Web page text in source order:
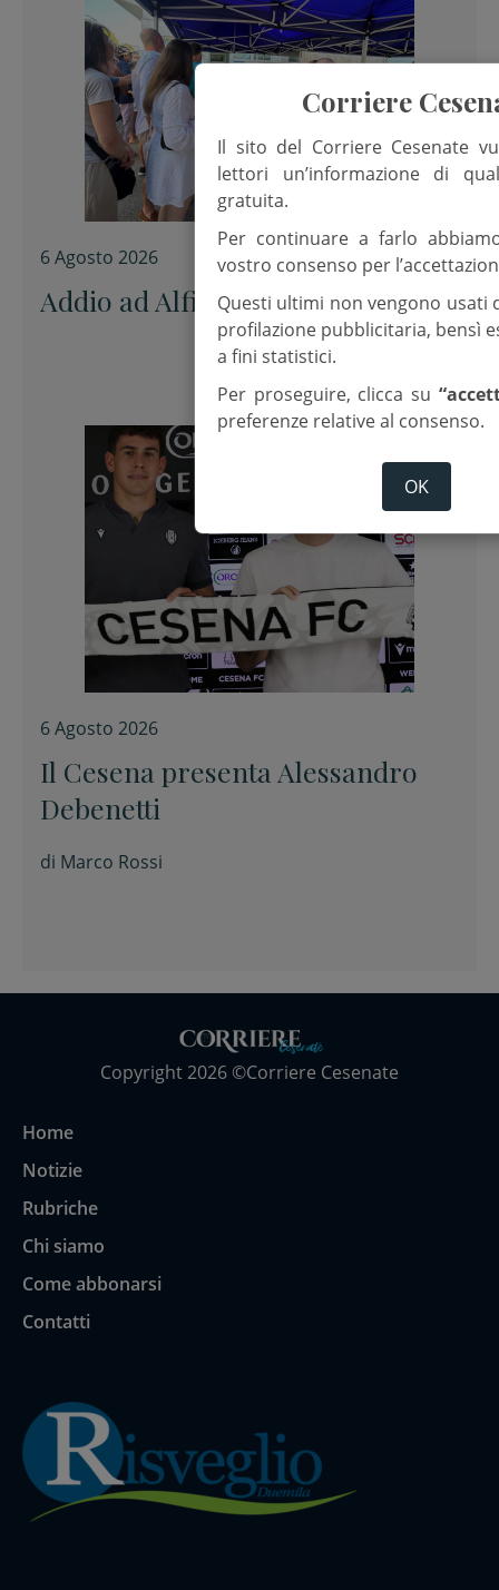
6 Agosto 2026
Addio ad Alfiero “uno di noi”
6 Agosto 2026
Il Cesena presenta Alessandro
Debenetti
di Marco Rossi
Copyright 2026 ©Corriere Cesenate
Home
Notizie
Rubriche
Chi siamo
Come abbonarsi
Contatti
Corriere
Il sito del Corriere Cesenate
lettori un’informazione di
gratuita.
Per continuare a farlo
vostro consenso per
Questi ultimi non vengono usati
profilazione pubblicitaria, bensì
a fini statistici.
Per proseguire, clicca su
preferenze relative al consenso.
OK